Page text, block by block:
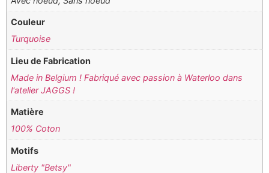
Couleur
Turquoise
Lieu de Fabrication
Made in Belgium ! Fabriqué avec passion à Waterloo dans
l'atelier JAGGS !
Matière
100% Coton
Motifs
Liberty "Betsy"